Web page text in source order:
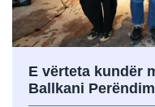
E vërteta kundër
Ballkani